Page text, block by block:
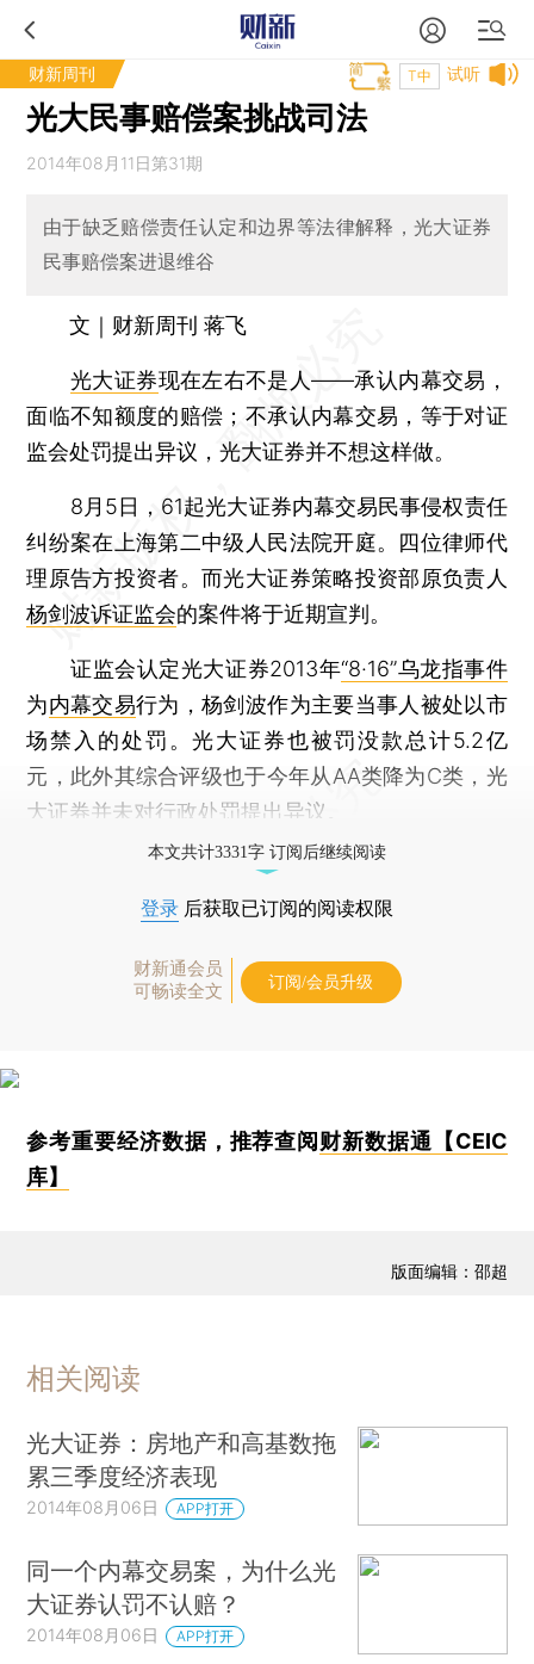
财新周刊 试听
T中
光大民事赔偿案挑战司法
2014年08月11日第31期
由于缺乏赔偿责任认定和边界等法律解释，光大证券
民事赔偿案进退维谷
文｜财新周刊 蒋飞
光大证券现在左右不是人——承认内幕交易，
面临不知额度的赔偿；不承认内幕交易，等于对证
监会处罚提出异议，光大证券并不想这样做。
8月5日，61起光大证券内幕交易民事侵权责任
纠纷案在上海第二中级人民法院开庭。四位律师代
理原告方投资者。而光大证券策略投资部原负责人
杨剑波诉证监会的案件将于近期宣判。
证监会认定光大证券2013年“8·16”乌龙指事件
为内幕交易行为，杨剑波作为主要当事人被处以市
场禁入的处罚。光大证券也被罚没款总计5.2亿
元，此外其综合评级也于今年从AA类降为C类，光
大证券并未对行政处罚提出异议。
本文共计3331字 订阅后继续阅读
登录 后获取已订阅的阅读权限
财新通会员
可畅读全文
订阅/会员升级
参考重要经济数据，推荐查阅 财新数据通【CEIC
库】
版面编辑：邵超
相关阅读
光大证券：房地产和高基数拖
累三季度经济表现
2014年08月06日 APP打开
同一个内幕交易案，为什么光
大证券认罚不认赔？
2014年08月06日 APP打开